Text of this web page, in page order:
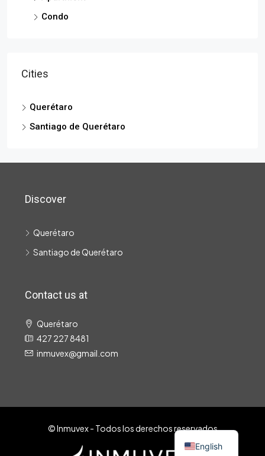
Condo
Cities
Querétaro
Santiago de Querétaro
Discover
Querétaro
Santiago de Querétaro
Contact us at
Querétaro
427 227 8481
inmuvex@gmail.com
© Inmuvex - Todos los derechos reservados
English